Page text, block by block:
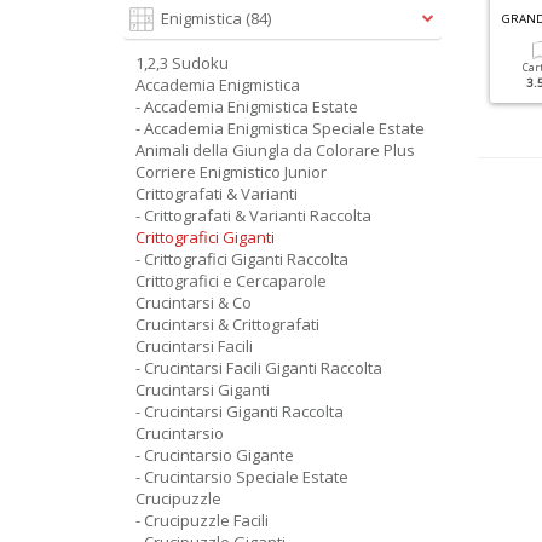
C
RUCINTARSI GIGANTI RACCOLTA N.5
Digitale
2.90 €
QUIZ MESE N.349
2.20 €
Enigmistica (84)
1,2,3 Sudoku
Accademia Enigmistica
- Accademia Enigmistica Estate
- Accademia Enigmistica Speciale Estate
Animali della Giungla da Colorare Plus
Corriere Enigmistico Junior
Crittografati & Varianti
- Crittografati & Varianti Raccolta
Crittografici Giganti
- Crittografici Giganti Raccolta
Crittografici e Cercaparole
Crucintarsi & Co
Crucintarsi & Crittografati
Crucintarsi Facili
- Crucintarsi Facili Giganti Raccolta
Crucintarsi Giganti
- Crucintarsi Giganti Raccolta
Crucintarsio
- Crucintarsio Gigante
- Crucintarsio Speciale Estate
Crucipuzzle
- Crucipuzzle Facili